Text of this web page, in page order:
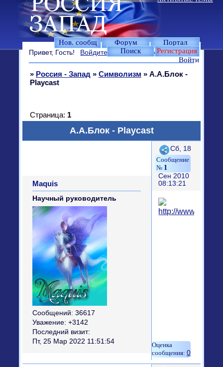
Нов. сообщ Форум
Портал
Поиск
Регистрация
Войти
Привет, Гость! Войдите илизарегистрируйтесь.
» Россия - Запад » Символизм » А.А.Блок -
Playcast
А.А.Блок - Playcast
Страница: 1
Поделиться
1
Сб, 18
Сен 2010
08:13:21
Maquis
Научный руководитель
Сообщений: 36617
Уважение: +3142
Последний визит:
Пт, 25 Мар 2022 11:51:54
0